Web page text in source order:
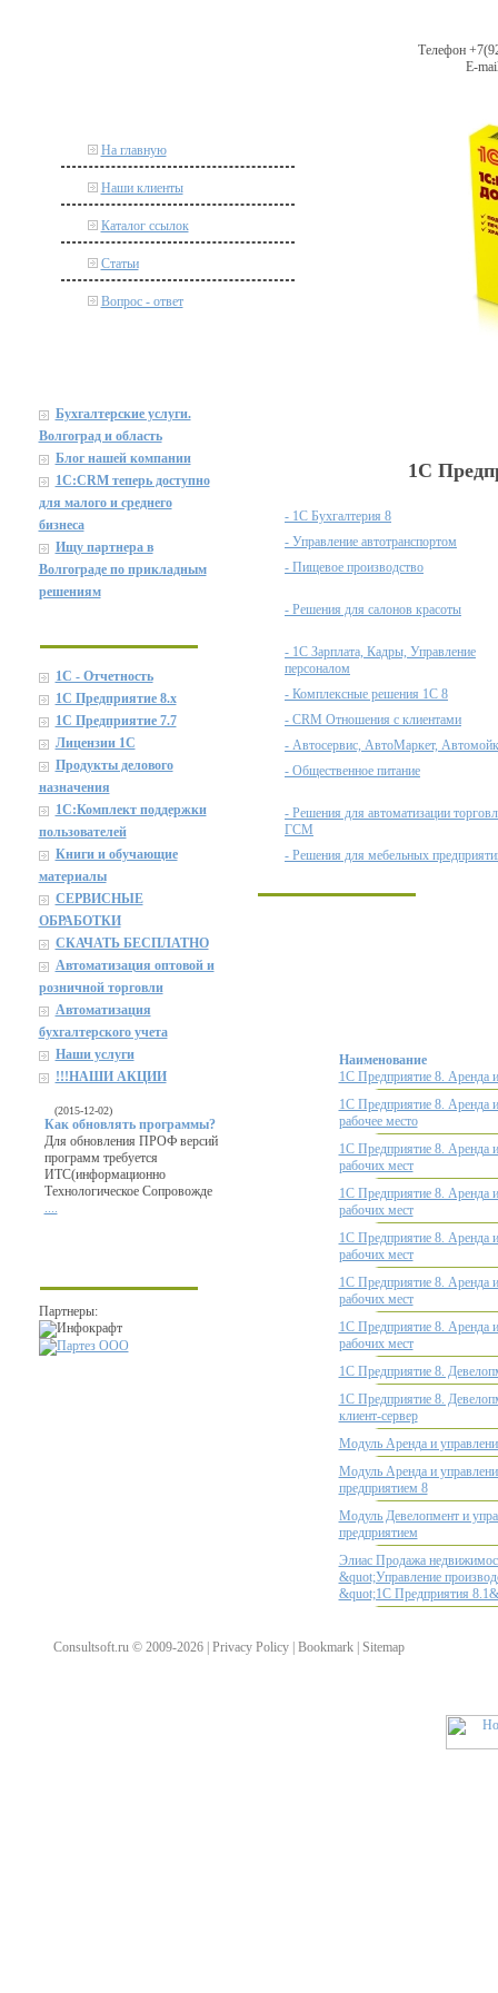
Телефон
E-
На главную
Наши клиенты
Каталог ссылок
Статьи
Вопрос - ответ
Бухгалтерские услуги.
Волгоград и область
Блог нашей компании
1C:CRM теперь доступно
для малого и среднего
бизнеса
Ищу партнера в
Волгограде по прикладным
решениям
1С - Отчетность
1С Предприятие 8.x
1С Предприятие 7.7
Лицензии 1С
Продукты делового
назначения
1C:Комплект поддержки
пользователей
Книги и обучающие
материалы
СЕРВИСНЫЕ
ОБРАБОТКИ
СКАЧАТЬ БЕСПЛАТНО
Автоматизация оптовой и
розничной торговли
Автоматизация
бухгалтерского учета
Наши услуги
!!!НАШИ АКЦИИ
(2015-12-02)
Как обновлять программы?
Для обновления ПРОФ версий
программ требуется
ИТС(информационно
Технологическое Сопровожде
....
Партнеры:
1С
- 1С Бухгалтерия 8
- Управление автотранспортом
- Пищевое производство
- Решения для салонов красоты
- 1С Зарплата, Кадры, Управление
персоналом
- Комплексные решения 1С 8
- CRM Отношения с клиентами
- Автосервис, АвтоМаркет,
- Общественное питание
- Решения для автоматизации
ГСМ
- Решения для мебельных
Наименование
1С Предприятие 8. Аренда
1С Предприятие 8. Аренда
рабочее место
1С Предприятие 8. Аренда
рабочих мест
1С Предприятие 8. Аренда
рабочих мест
1С Предприятие 8. Аренда
рабочих мест
1С Предприятие 8. Аренда
рабочих мест
1С Предприятие 8. Аренда
рабочих мест
1С Предприятие 8.
1С Предприятие 8.
клиент-сервер
Модуль Аренда и
Модуль Аренда и
предприятием 8
Модуль Девелопмент и
предприятием
Элиас Продажа
&quot;Управление
&quot;1С Предприятия
Consultsoft.ru © 2009-2026 | Privacy Policy | Bookmark | Sitemap